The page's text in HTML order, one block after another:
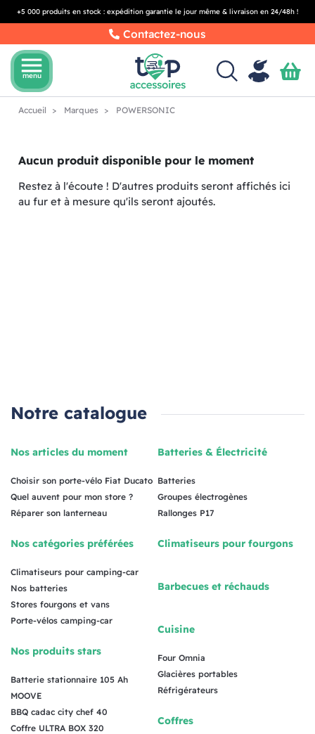
+5 000 produits en stock : expédition garantie le jour même & livraison en 24/48h !
Contactez-nous
menu
menu
Accueil Marques POWERSONIC
Aucun produit disponible pour le moment
Restez à l'écoute ! D'autres produits seront affichés ici
au fur et à mesure qu'ils seront ajoutés.
Notre catalogue
Nos articles du moment
Choisir son porte-vélo Fiat Ducato
Quel auvent pour mon store ?
Réparer son lanterneau
Nos catégories préférées
Climatiseurs pour camping-car
Nos batteries
Stores fourgons et vans
Porte-vélos camping-car
Nos produits stars
Batterie stationnaire 105 Ah
MOOVE
BBQ cadac city chef 40
Coffre ULTRA BOX 320
Batteries & Électricité
Batteries
Groupes électrogènes
Rallonges P17
Climatiseurs pour fourgons
Barbecues et réchauds
Cuisine
Four Omnia
Glacières portables
Réfrigérateurs
Coffres